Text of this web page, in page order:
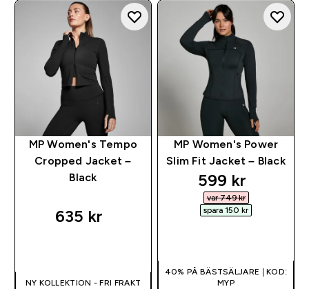
MP Women's Tempo
Cropped Jacket –
Black
635 kr‎
NY KOLLEKTION - FRI FRAKT
MP Women's Power
Slim Fit Jacket – Black
discounted
599 kr‎
var 749 kr‎
spara 150 kr‎
40% PÅ BÄSTSÄLJARE | KOD:
MYP